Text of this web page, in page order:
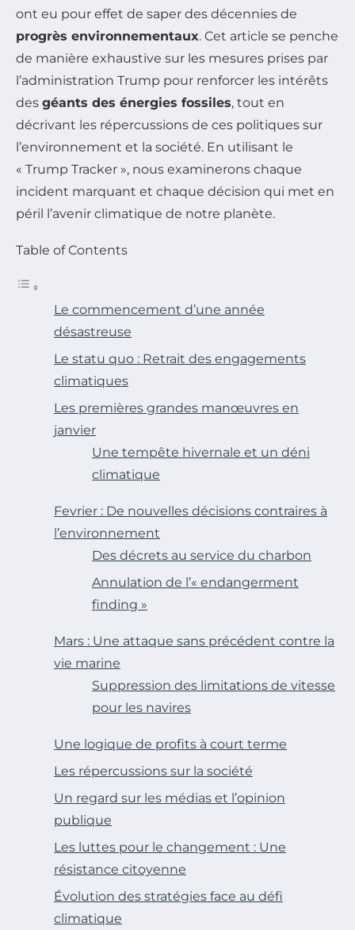
ont eu pour effet de saper des décennies de
progrès environnementaux. Cet article se penche
de manière exhaustive sur les mesures prises par
l’administration Trump pour renforcer les intérêts
des géants des énergies fossiles, tout en
décrivant les répercussions de ces politiques sur
l’environnement et la société. En utilisant le
« Trump Tracker », nous examinerons chaque
incident marquant et chaque décision qui met en
péril l’avenir climatique de notre planète.
Table of Contents
Le commencement d’une année
désastreuse
Le statu quo : Retrait des engagements
climatiques
Les premières grandes manœuvres en
janvier
Une tempête hivernale et un déni
climatique
Fevrier : De nouvelles décisions contraires à
l’environnement
Des décrets au service du charbon
Annulation de l’« endangerment
finding »
Mars : Une attaque sans précédent contre la
vie marine
Suppression des limitations de vitesse
pour les navires
Une logique de profits à court terme
Les répercussions sur la société
Un regard sur les médias et l’opinion
publique
Les luttes pour le changement : Une
résistance citoyenne
Évolution des stratégies face au défi
climatique